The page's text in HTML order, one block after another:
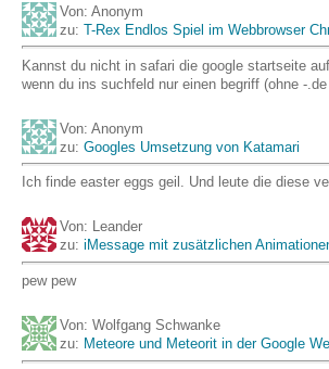
Von: Anonym
zu: T-Rex Endlos Spiel im Webbrowser
Kannst du nicht in safari die google startseite
wenn du ins suchfeld nur einen begriff (ohne -.de
Von: Anonym
zu: Googles Umsetzung von Katamari
Ich finde easter eggs geil. Und leute die diese
Von: Leander
zu: iMessage mit zusätzlichen
pew pew
Von: Wolfgang Schwanke
zu: Meteore und Meteorit in der Google